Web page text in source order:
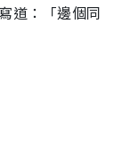
道：「邊個同